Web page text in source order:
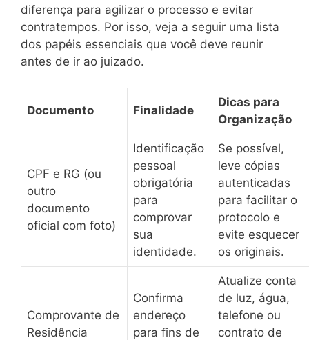
diferença para agilizar o processo e evitar
contratempos. Por isso, veja a seguir uma lista
dos papéis essenciais que você deve reunir
antes de ir ao juizado.
Documento Finalidade
Dicas para
Organização
CPF e RG (ou
outro
documento
oficial com foto)
Identificação
pessoal
obrigatória
para
comprovar
sua
identidade.
Se possível,
leve cópias
autenticadas
para facilitar o
protocolo e
evite esquecer
os originais.
Comprovante de
Residência
Confirma
endereço
para fins de
Atualize conta
de luz, água,
telefone ou
contrato de